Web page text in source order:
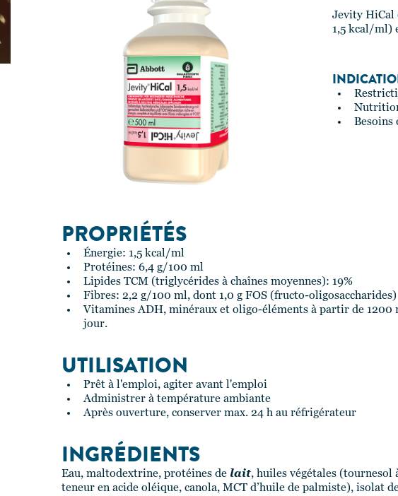
Jevity HiCal
1,5 kcal/ml)
Besoins
PROPRIÉTÉS
Énergie: 1,5 kcal/ml
Protéines: 6,4 g/100 ml
Lipides TCM (triglycérides à chaînes moyennes): 19%
Fibres: 2,2 g/100 ml, dont 1,0 g FOS (fructo-oligosaccharides)
Vitamines ADH, minéraux et oligo-éléments à partir de 1200
jour.
UTILISATION
Prêt à l'emploi, agiter avant l'emploi
Administrer à température ambiante
Après ouverture, conserver max. 24 h au réfrigérateur
INGRÉDIENTS
Eau, maltodextrine, protéines de lait, huiles végétales (tournesol
teneur en acide oléique, canola, MCT d’huile de palmiste), isolat